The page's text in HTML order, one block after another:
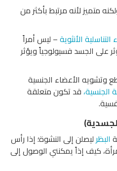
متميز لأنه مرتبط بأكثر من
الأنثوية– ليس أمراً
على الجسد فسيولوجياً ويؤثر
وتشويه الأعضاء الجنسية
الجنسية، قد تكون متعلقة
البظر ليصلن إلى النشوة؛ إذا رأس
كيف إذاً يمكنني الوصول إلى